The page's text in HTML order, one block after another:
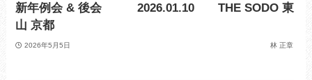
新年例会 & 後会 2026.01.10 THE SODO 東
山 京都
2026年5月5日 林 正章